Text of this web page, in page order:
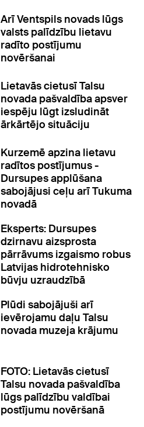
Arī Ventspils novads lūgs
valsts palīdzību lietavu
radīto postījumu
novēršanai
Lietavās cietusī Talsu
novada pašvaldība apsver
iespēju lūgt izsludināt
ārkārtējo situāciju
Kurzemē apzina lietavu
radītos postījumus -
Dursupes applūšana
sabojājusi ceļu arī Tukuma
novadā
Eksperts: Dursupes
dzirnavu aizsprosta
pārrāvums izgaismo robus
Latvijas hidrotehnisko
būvju uzraudzībā
Plūdi sabojājuši arī
ievērojamu daļu Talsu
novada muzeja krājumu
FOTO: Lietavās cietusī
Talsu novada pašvaldība
lūgs palīdzību valdībai
postījumu novēršanā